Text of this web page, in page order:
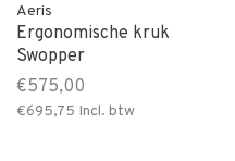
Aeris
Ergonomische kruk
Swopper
€575,00
€695,75 Incl. btw